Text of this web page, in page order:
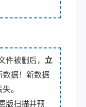
件被删后， 立
数据！新数据
。
版扫描并预